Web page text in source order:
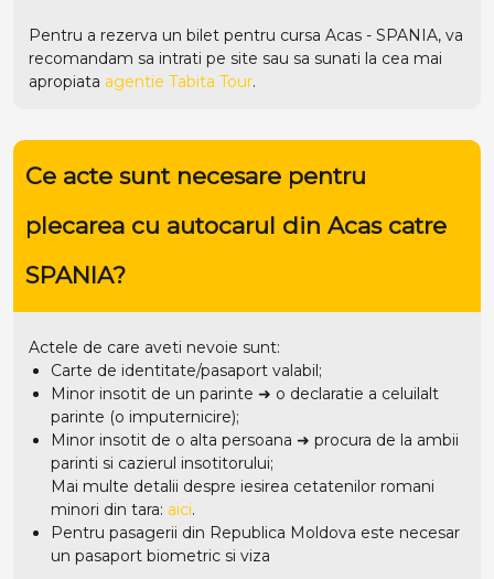
Pentru a rezerva un bilet pentru cursa Acas - SPANIA, va
recomandam sa intrati pe site sau sa sunati la cea mai
apropiata agentie Tabita Tour.
Ce acte sunt necesare pentru
plecarea cu autocarul din Acas catre
SPANIA?
Actele de care aveti nevoie sunt:
Carte de identitate/pasaport valabil;
Minor insotit de un parinte ➜ o declaratie a celuilalt
parinte (o imputernicire);
Minor insotit de o alta persoana ➜ procura de la ambii
parinti si cazierul insotitorului;
Mai multe detalii despre iesirea cetatenilor romani
minori din tara: aici.
Pentru pasagerii din Republica Moldova este necesar
un pasaport biometric si viza